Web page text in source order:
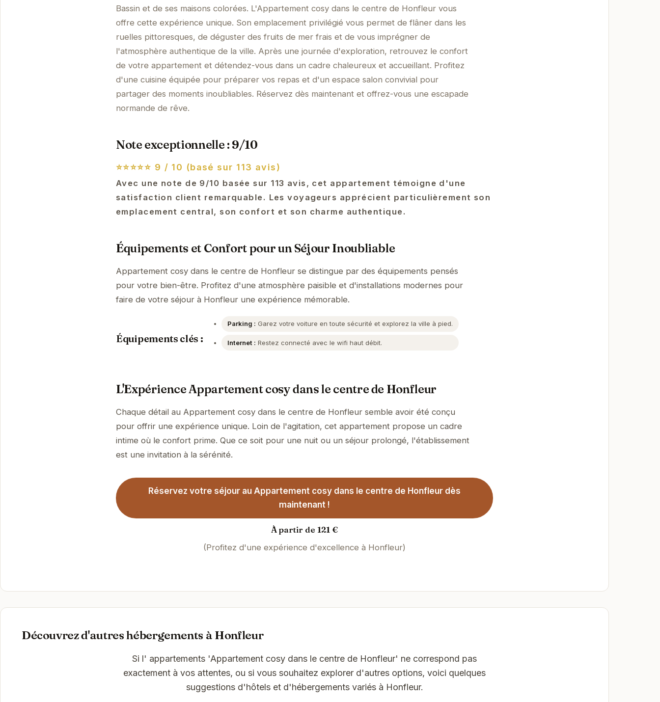
Bassin et de ses maisons colorées. L'Appartement cosy dans le centre de Honfleur vous
offre cette expérience unique. Son emplacement privilégié vous permet de flâner dans les
ruelles pittoresques, de déguster des fruits de mer frais et de vous imprégner de
l'atmosphère authentique de la ville. Après une journée d'exploration, retrouvez le confort
de votre appartement et détendez-vous dans un cadre chaleureux et accueillant. Profitez
d'une cuisine équipée pour préparer vos repas et d'un espace salon convivial pour
partager des moments inoubliables. Réservez dès maintenant et offrez-vous une escapade
normande de rêve.
Note exceptionnelle : 9/10
⭐⭐⭐⭐⭐ 9 / 10 (basé sur 113 avis)
Avec une note de 9/10 basée sur 113 avis, cet appartement témoigne d'une
satisfaction client remarquable. Les voyageurs apprécient particulièrement son
emplacement central, son confort et son charme authentique.
Équipements et Confort pour un Séjour Inoubliable
Appartement cosy dans le centre de Honfleur se distingue par des équipements pensés
pour votre bien-être. Profitez d'une atmosphère paisible et d'installations modernes pour
faire de votre séjour à Honfleur une expérience mémorable.
Équipements clés :
Parking : Garez votre voiture en toute sécurité et explorez la ville à pied.
Internet : Restez connecté avec le wifi haut débit.
L'Expérience Appartement cosy dans le centre de Honfleur
Chaque détail au Appartement cosy dans le centre de Honfleur semble avoir été conçu
pour offrir une expérience unique. Loin de l'agitation, cet appartement propose un cadre
intime où le confort prime. Que ce soit pour une nuit ou un séjour prolongé, l'établissement
est une invitation à la sérénité.
Réservez votre séjour au Appartement cosy dans le centre de Honfleur dès
maintenant !
À partir de 121 €
(Profitez d'une expérience d'excellence à Honfleur)
Découvrez d'autres hébergements à Honfleur
Si l' appartements 'Appartement cosy dans le centre de Honfleur' ne correspond pas
exactement à vos attentes, ou si vous souhaitez explorer d'autres options, voici quelques
suggestions d'hôtels et d'hébergements variés à Honfleur.